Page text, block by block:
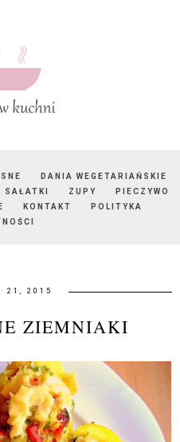
DANIA WEGETARIAŃSKIE
SAŁATKI ZUPY
PIECZYWO
KONTAKT
POLITYKA
21, 2015
ZIEMNIAKI